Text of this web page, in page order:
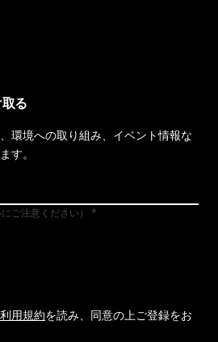
る
環境への取り組み、イベント情報な
す。
ご注意ください）
利用規約を読み、同意の上ご登録をお